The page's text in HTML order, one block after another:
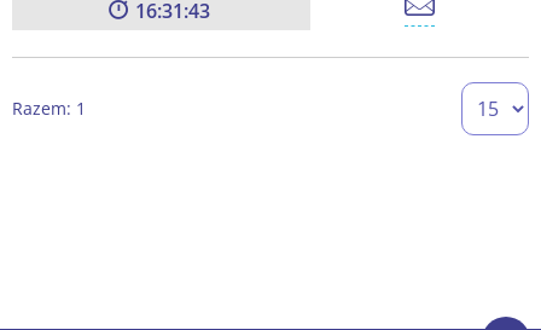
16:31:42
Razem: 1